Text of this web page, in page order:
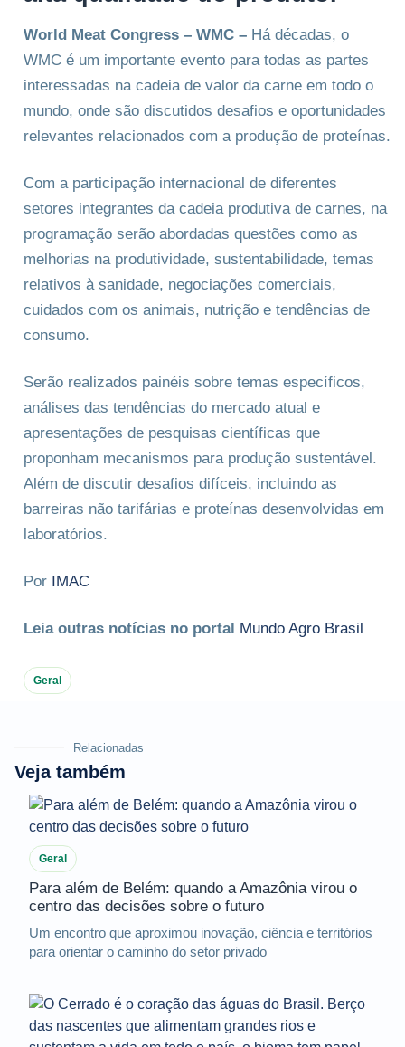
World Meat Congress – WMC – Há décadas, o
WMC é um importante evento para todas as partes
interessadas na cadeia de valor da carne em todo o
mundo, onde são discutidos desafios e oportunidades
relevantes relacionados com a produção de proteínas.
Com a participação internacional de diferentes
setores integrantes da cadeia produtiva de carnes, na
programação serão abordadas questões como as
melhorias na produtividade, sustentabilidade, temas
relativos à sanidade, negociações comerciais,
cuidados com os animais, nutrição e tendências de
consumo.
Serão realizados painéis sobre temas específicos,
análises das tendências do mercado atual e
apresentações de pesquisas científicas que
proponham mecanismos para produção sustentável.
Além de discutir desafios difíceis, incluindo as
barreiras não tarifárias e proteínas desenvolvidas em
laboratórios.
Por IMAC
Leia outras notícias no portal Mundo Agro Brasil
Geral
Relacionadas
Veja também
Geral
Para além de Belém: quando a Amazônia virou o
centro das decisões sobre o futuro
Um encontro que aproximou inovação, ciência e territórios
para orientar o caminho do setor privado